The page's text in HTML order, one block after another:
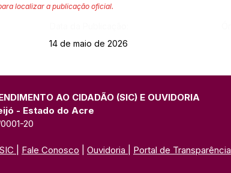
localizar a publicação oficial.
14 de maio de 2026
AO CIDADÃO (SIC) E OUVIDORIA
- Estado do Acre
20
SIC Fale Conosco Ouvidoria Portal de Transparência